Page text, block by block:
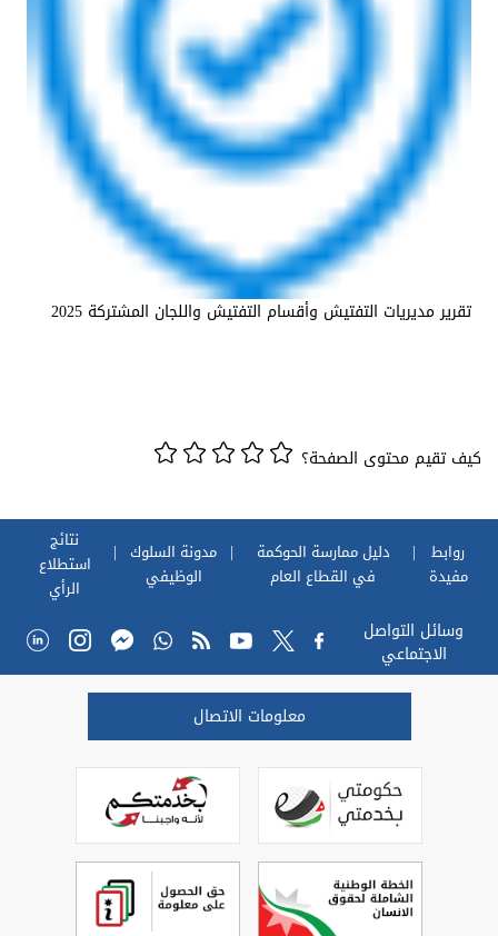
تقرير مديريات التفتيش وأقسام التفتيش واللجان المشتركة 2025
كيف تقيم محتوى الصفحة؟
روابط
مفيدة
دليل ممارسة الحوكمة
في القطاع العام
مدونة السلوك
الوظيفي
نتائج
استطلاع
الرأي
وسائل التواصل
الاجتماعي
معلومات الاتصال